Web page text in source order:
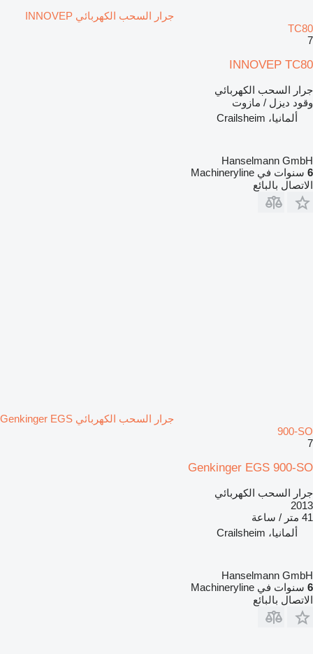
جرار السحب الكهربائي INNOVEP
TC80
7
INNOVEP TC80
جرار السحب الكهربائي
وقود ديزل / مازوت
ألمانيا، Crailsheim
Hanselmann GmbH
6 سنوات في Machineryline
الاتصال بالبائع
جرار السحب الكهربائي Genkinger EGS
900-SO
7
Genkinger EGS 900-SO
جرار السحب الكهربائي
2013
41 متر / ساعة
ألمانيا، Crailsheim
Hanselmann GmbH
6 سنوات في Machineryline
الاتصال بالبائع